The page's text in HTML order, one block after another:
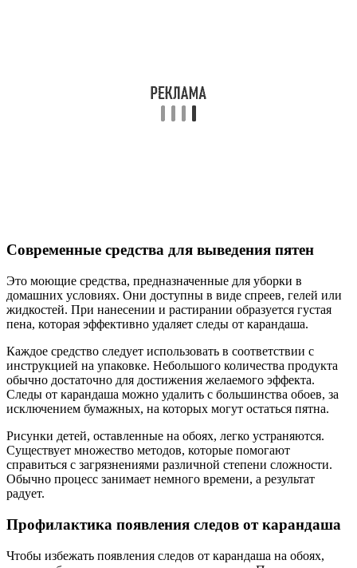
Современные средства для выведения пятен
Это моющие средства, предназначенные для уборки в
домашних условиях. Они доступны в виде спреев, гелей или
жидкостей. При нанесении и растирании образуется густая
пена, которая эффективно удаляет следы от карандаша.
Каждое средство следует использовать в соответствии с
инструкцией на упаковке. Небольшого количества продукта
обычно достаточно для достижения желаемого эффекта.
Следы от карандаша можно удалить с большинства обоев, за
исключением бумажных, на которых могут остаться пятна.
Рисунки детей, оставленные на обоях, легко устраняются.
Существует множество методов, которые помогают
справиться с загрязнениями различной степени сложности.
Обычно процесс занимает немного времени, а результат
радует.
Профилактика появления следов от карандаша
Чтобы избежать появления следов от карандаша на обоях,